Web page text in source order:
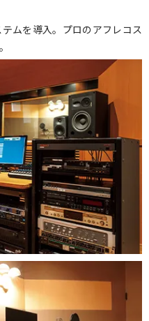
ムを導入。プロのアフレコス